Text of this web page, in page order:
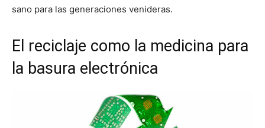
sano para las generaciones venideras.
El reciclaje como la medicina para
la basura electrónica